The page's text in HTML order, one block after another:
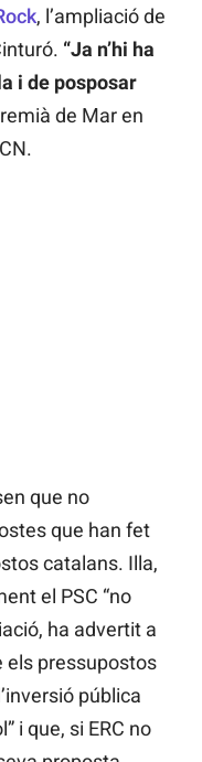
, l’ampliació de
“Ja n’hi ha
i de posposar
de Mar en
que no
que han fet
catalans. Illa,
el PSC “no
ha advertit a
els pressupostos
pública
i que, si ERC no